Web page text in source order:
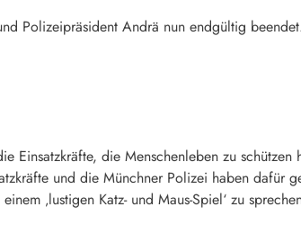
Polizeipräsident Andrä nun endgültig
Einsatzkräfte, die Menschenleben zu schützen
und die Münchner Polizei haben dafür
‚lustigen Katz- und Maus-Spiel‘ zu